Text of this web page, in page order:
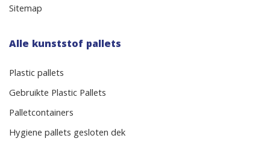
Sitemap
Alle kunststof pallets
Plastic pallets
Gebruikte Plastic Pallets
Palletcontainers
Hygiene pallets gesloten dek